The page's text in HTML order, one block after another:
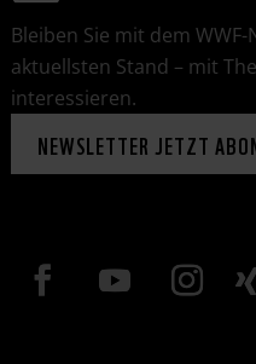
Bleiben Sie mit dem
aktuellsten Stand – mit
interessieren.
NEWSLETTER JETZT